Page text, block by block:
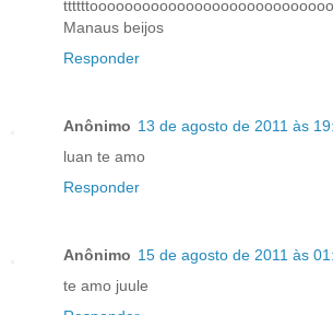
Manaus beijos
Responder
Anônimo 13 de agosto de 2011 às
luan te amo
Responder
Anônimo 15 de agosto de 2011 às
te amo juule